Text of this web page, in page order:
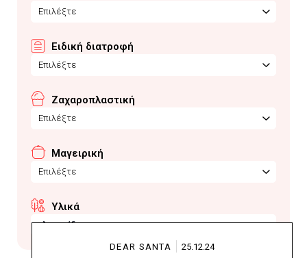
Επιλέξτε
Ειδική διατροφή
Επιλέξτε
Ζαχαροπλαστική
Επιλέξτε
Μαγειρική
Επιλέξτε
Υλικά
γλυστρίδα
DEAR SANTA 25.12.24